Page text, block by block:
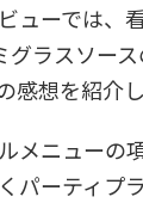
ューでは、
グラスソー
感想を紹介し
メニューの
パーティプ